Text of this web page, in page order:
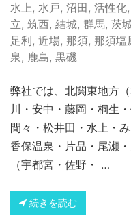
水上, 水戸, 沼田, 活性化,
立, 筑西, 結城, 群馬, 茨
足利, 近場, 那須, 那須塩
泉, 鹿島, 黒磯
弊社では、北関東地方
川・安中・藤岡・桐生
間々・松井田・水上・
香保温泉・片品・尾瀬
（宇都宮・佐野・ …
続きを読む